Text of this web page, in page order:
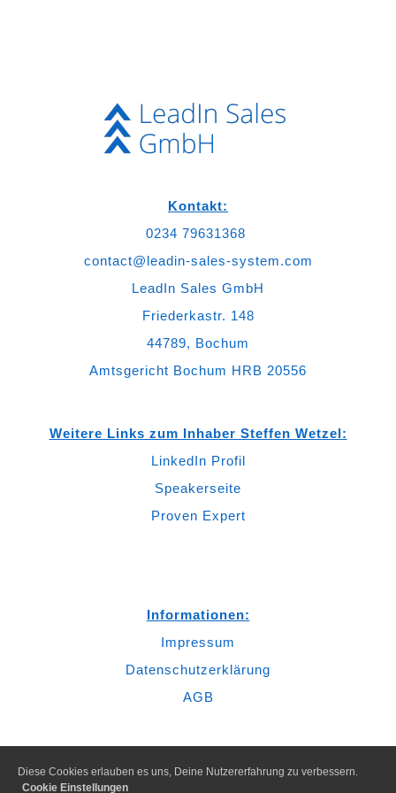
abgeschlossen werden
konnten. Vom Preis-
uns auf die weitere
Zusammenarbeit. Vielen
Dank ans Team und
Steffen für die gute
Arbeit.
Diese Cookies erlauben es uns, Deine Nutzererfahrung zu verbessern.
Cookie Einstellungen
Kontakt:
0234 79631368
contact@leadin-sales-system.com
LeadIn Sales GmbH
Friederkastr. 148
44789, Bochum
Amtsgericht Bochum HRB 20556
Weitere Links zum Inhaber Steffen Wetzel:
LinkedIn Profil
Speakerseite
Proven Expert
Informationen:
Impressum
Datenschutzerklärung
AGB